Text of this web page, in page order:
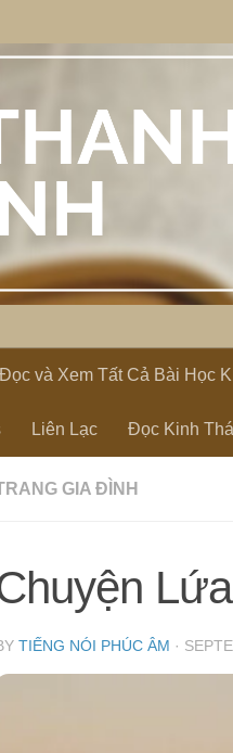
Đọc và Xem Tất Cả Bài Học
Liên Lạc Đọc Kinh
GIA ĐÌNH
TIẾNG NÓI PHÚC ÂM ·